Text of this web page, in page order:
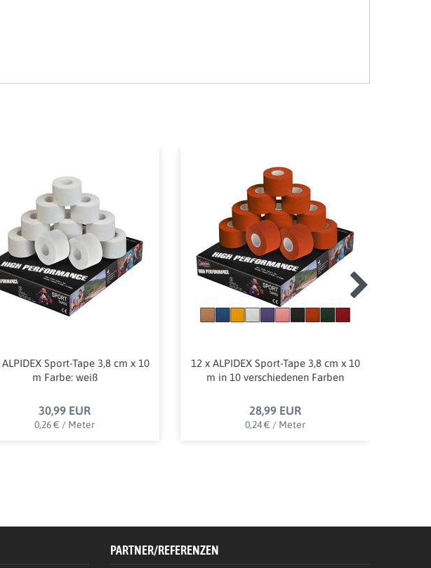
Sport-Tape 3,8 cm x 10
m Farbe: weiß
30,99 EUR
0,26 € / Meter
12 x ALPIDEX Sport-Tape 3,8 cm x 10
m in 10 verschiedenen Farben
28,99 EUR
0,24 € / Meter
PARTNER/REFERENZEN